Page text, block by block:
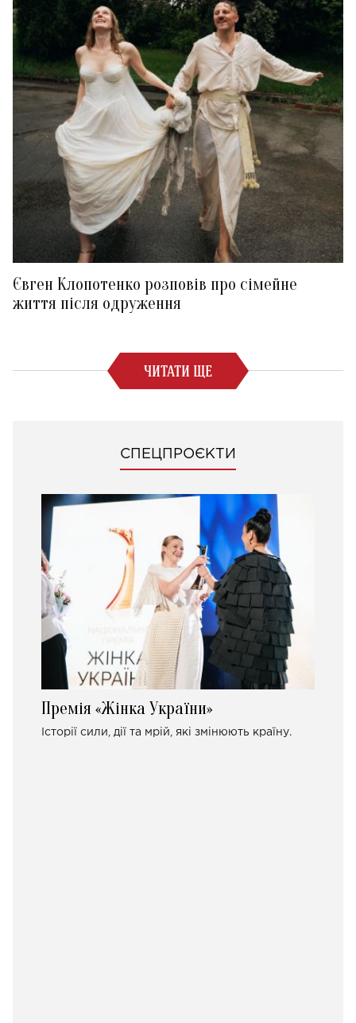
Євген Клопотенко розповів про сімейне
життя після одруження
ЧИТАТИ ЩЕ
СПЕЦПРОЄКТИ
Премія «Жінка України»
Історії сили, дії та мрій, які змінюють країну.